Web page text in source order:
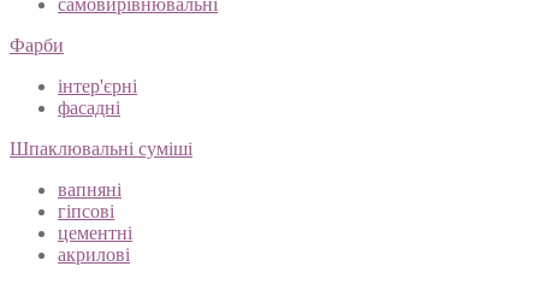
самовирівнювальні
Фарби
інтер'єрні
фасадні
Шпаклювальні суміші
вапняні
гіпсові
цементні
акрилові